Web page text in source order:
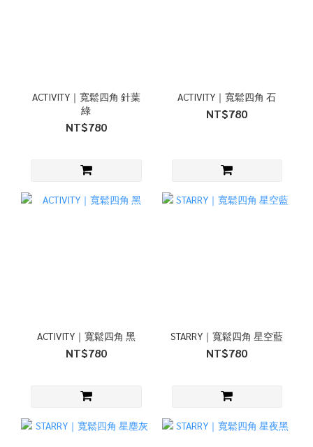
ACTIVITY｜寬鬆四角 針葉
綠
NT$780
ACTIVITY｜寬鬆四角 石
NT$780
ACTIVITY｜寬鬆四角 黑
NT$780
STARRY｜寬鬆四角 星空藍
NT$780